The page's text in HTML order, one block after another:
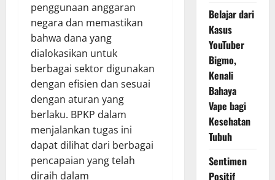
penggunaan anggaran
negara dan memastikan
bahwa dana yang
dialokasikan untuk
berbagai sektor digunakan
dengan efisien dan sesuai
dengan aturan yang
berlaku. BPKP dalam
menjalankan tugas ini
dapat dilihat dari berbagai
pencapaian yang telah
diraih dalam
Belajar dari
Kasus
YouTuber
Bigmo,
Kenali
Bahaya
Vape bagi
Kesehatan
Tubuh
Sentimen
Positif